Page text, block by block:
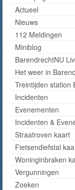
Actueel
Nieuws
112 Meldingen
Miniblog
BarendrechtNU
Het weer in
Treintijden station
Incidenten
Evenementen
Incidenten &
Straatroven kaart
Fietsendiefstal
Woninginbraken
Vergunningen
Zoeken